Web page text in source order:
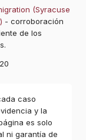
(Syracuse
- corroboración
de los
caso
y la
es solo
ni garantía de